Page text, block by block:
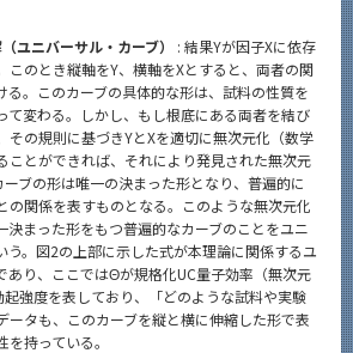
ユニバーサル・カーブ）
: 結果Yが因子Xに依存
このとき縦軸をY、横軸をXとすると、両者の関
る。このカーブの具体的な形は、試料の性質を
て変わる。しかし、もし根底にある両者を結び
その規則に基づきYとXを適切に無次元化（数学
ことができれば、それにより発見された無次元
ーブの形は唯一の決まった形となり、普遍的に
の関係を表すものとなる。このような無次元化
決まった形をもつ普遍的なカーブのことをユニ
う。図2の上部に示した式が本理論に関係するユ
あり、ここではΘが規格化UC量子効率（無次元
強度を表しており、「どのような試料や実験
ータも、このカーブを縦と横に伸縮した形で表
持っている。